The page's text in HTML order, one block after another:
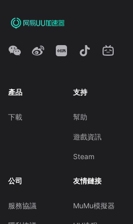
產品
下載
支持
幫助
遊戲資訊
Steam
公司
服務協議
友情鏈接
MuMu模擬器